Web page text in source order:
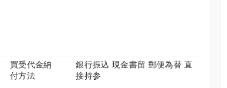
買受代金納
付方法
銀行振込 現金書留 郵便為替 直
接持参